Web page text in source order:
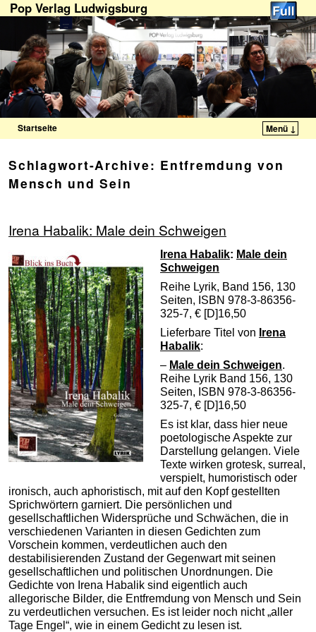
Pop Verlag Ludwigsburg
Startseite Menü ↓
Schlagwort-Archive: Entfremdung von
Mensch und Sein
Irena Habalik: Male dein Schweigen
Irena Habalik: Male dein
Schweigen
Reihe Lyrik, Band 156, 130
Seiten, ISBN 978-3-86356-
325-7, € [D]16,50
Lieferbare Titel von Irena
Habalik:
– Male dein Schweigen.
Reihe Lyrik Band 156, 130
Seiten, ISBN 978-3-86356-
325-7, € [D]16,50
Es ist klar, dass hier neue
poetologische Aspekte zur
Darstellung gelangen. Viele
Texte wirken grotesk, surreal,
verspielt, humoristisch oder
ironisch, auch aphoristisch, mit auf den Kopf gestellten
Sprichwörtern garniert. Die persönlichen und
gesellschaftlichen Widersprüche und Schwächen, die in
verschiedenen Varianten in diesen Gedichten zum
Vorschein kommen, verdeutlichen auch den
destabilisierenden Zustand der Gegenwart mit seinen
gesellschaftlichen und politischen Unordnungen. Die
Gedichte von Irena Habalik sind eigentlich auch
allegorische Bilder, die Entfremdung von Mensch und Sein
zu verdeutlichen versuchen. Es ist leider noch nicht „aller
Tage Engel“, wie in einem Gedicht zu lesen ist.